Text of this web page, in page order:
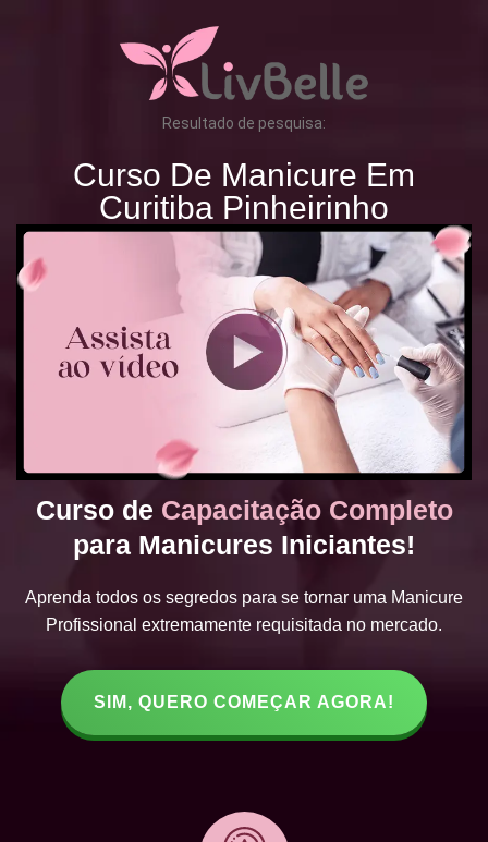
Resultado de pesquisa:
Curso De Manicure Em
Curitiba Pinheirinho
Curso de Capacitação Completo
para Manicures Iniciantes!
Aprenda todos os segredos para se tornar uma Manicure
Profissional extremamente requisitada no mercado.
SIM, QUERO COMEÇAR AGORA!